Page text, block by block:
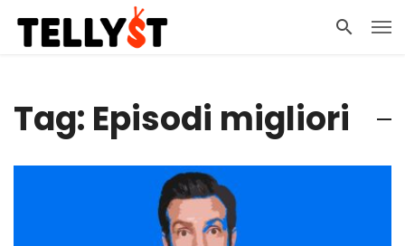
Tag: Episodi migliori